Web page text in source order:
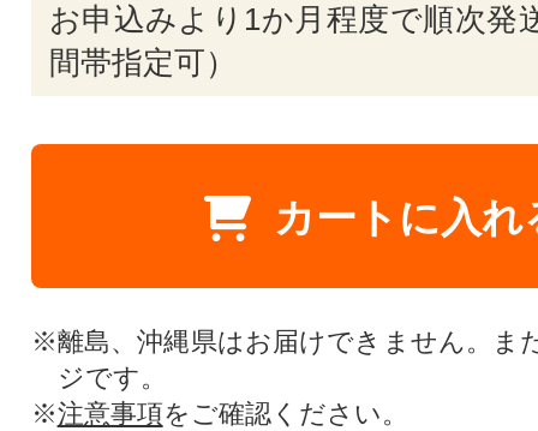
お申込みより1か月程度で順次発
間帯指定可）
カートに入れ
※離島、沖縄県はお届けできません。ま
ジです。
※注意事項をご確認ください。